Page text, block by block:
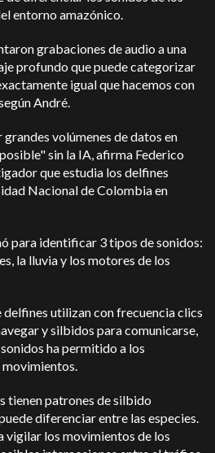
entorno amazónico.
grabaciones de audio a una
profundo que puede categorizar
igual que hacemos con
André.
volúmenes de datos en
sin la IA, afirma Federico
que estudia los delfines
Nacional de Colombia en
para identificar 3 tipos de sonidos:
la lluvia y los motores de los
delfines utilizan con frecuencia clics
y silbidos para comunicarse,
ha permitido a los
tienen patrones de silbido
diferenciar entre las especies.
vigilar los movimientos de los